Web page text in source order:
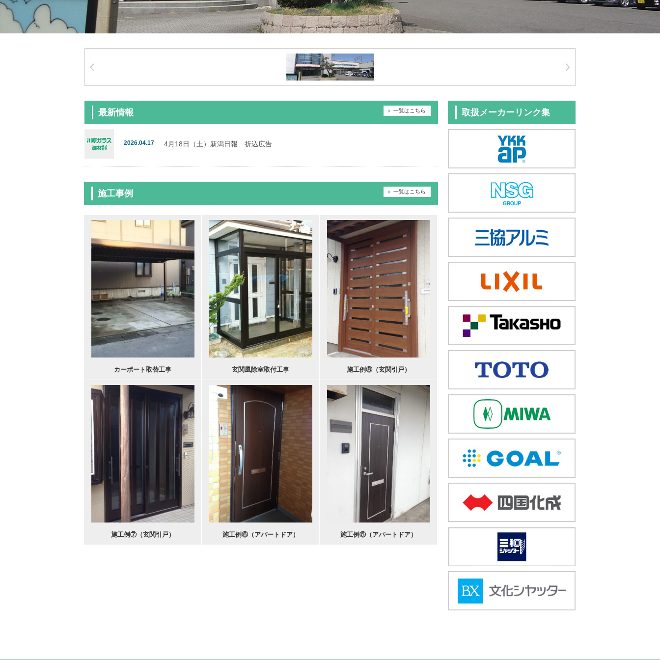
最新情報 一覧はこちら
2026.04.17 4月18日（土）新潟日報 折込広告
施工事例 一覧はこちら
カーポート取替工事 玄関風除室取付工事 施工例⑧（玄関引戸）
施工例⑦（玄関引戸） 施工例⑥（アパートドア） 施工例⑤（アパートドア）
取扱メーカーリンク集